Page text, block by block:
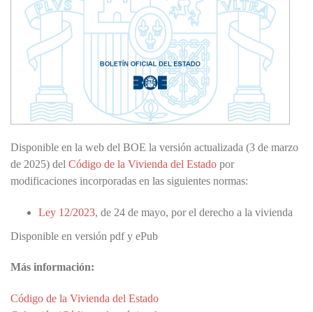
Disponible en la web del BOE la versión actualizada (3 de marzo
de 2025) del Código de la Vivienda del Estado por
modificaciones incorporadas en las siguientes normas:
Ley 12/2023, de 24 de mayo, por el derecho a la vivienda
Disponible en versión pdf y ePub
Más información:
Código de la Vivienda del Estado